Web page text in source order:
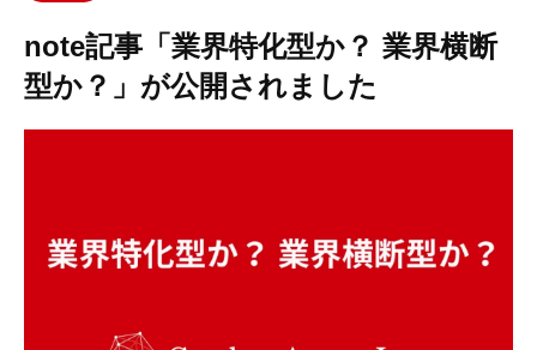
note記事「業界特化型か？ 業界横断
型か？」が公開されました